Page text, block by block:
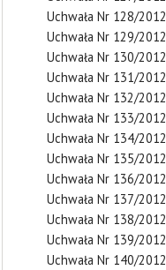
Uchwała Nr 128/2012
Uchwała Nr 129/2012
Uchwała Nr 130/2012
Uchwała Nr 131/2012
Uchwała Nr 132/2012
Uchwała Nr 133/2012
Uchwała Nr 134/2012
Uchwała Nr 135/2012
Uchwała Nr 136/2012
Uchwała Nr 137/2012
Uchwała Nr 138/2012
Uchwała Nr 139/2012
Uchwała Nr 140/2012